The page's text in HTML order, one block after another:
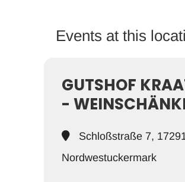
Events at this
GUTSHOF
-
Schloßstraße 7,
Nordwestuckermark